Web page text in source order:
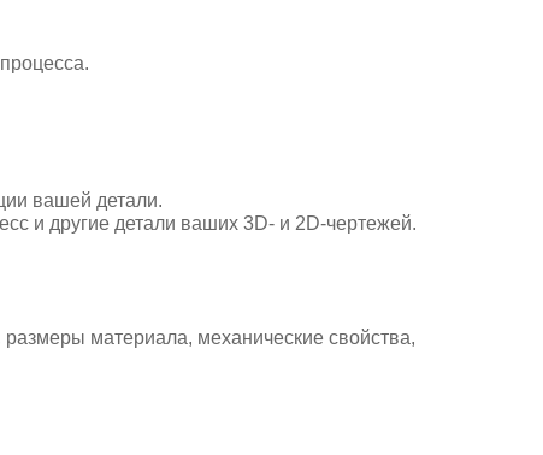
вашей детали.
и другие детали ваших 3D- и 2D-чертежей.
материала, механические свойства,